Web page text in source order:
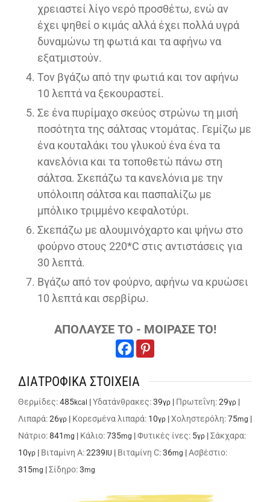
χρειαστεί λίγο νερό προσθέτω, ενώ αν
έχει ψηθεί ο κιμάς αλλά έχει πολλά υγρά
δυναμώνω τη φωτιά και τα αφήνω να
εξατμιστούν.
Τον βγάζω από την φωτιά και τον αφήνω
10 λεπτά να ξεκουραστεί.
Σε ένα πυρίμαχο σκεύος στρώνω τη μισή
ποσότητα της σάλτσας ντομάτας. Γεμίζω με
ένα κουταλάκι του γλυκού ένα ένα τα
κανελόνια και τα τοποθετώ πάνω στη
σάλτσα. Σκεπάζω τα κανελόνια με την
υπόλοιπη σάλτσα και πασπαλίζω με
μπόλικο τριμμένο κεφαλοτύρι.
Σκεπάζω με αλουμινόχαρτο και ψήνω στο
φούρνο στους 220*C στις αντιστάσεις για
30 λεπτά.
Βγάζω από τον φούρνο, αφήνω να κρυώσει
10 λεπτά και σερβίρω.
ΑΠΟΛΑΥΣΕ ΤΟ - ΜΟΙΡΑΣΕ ΤΟ!
ΔΙΑΤΡΟΦΙΚΑ ΣΤΟΙΧΕΙΑ
Θερμίδες:485kcal |Υδατάνθρακες:39γρ | Πρωτεΐνη:29γρ |
Λιπαρά:26γρ | Κορεσμένα λιπαρά: 10γρ |Χοληστερόλη:75mg |
Νάτριο:841 mg | Κάλιο:735mg |Φυτικές ίνες: 5γρ |Σάκχαρα:
10γρ | Βιταμίνη A:2239 IU | Βιταμίνη C:36mg |Ασβέστιο:
315mg |Σίδηρο:3mg